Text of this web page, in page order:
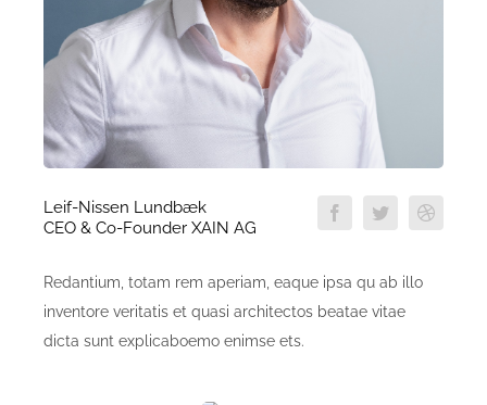
Leif-Nissen Lundbæk
CEO & Co-Founder XAIN AG
Redantium, totam rem aperiam, eaque ipsa qu ab illo
inventore veritatis et quasi architectos beatae vitae
dicta sunt explicaboemo enimse ets.